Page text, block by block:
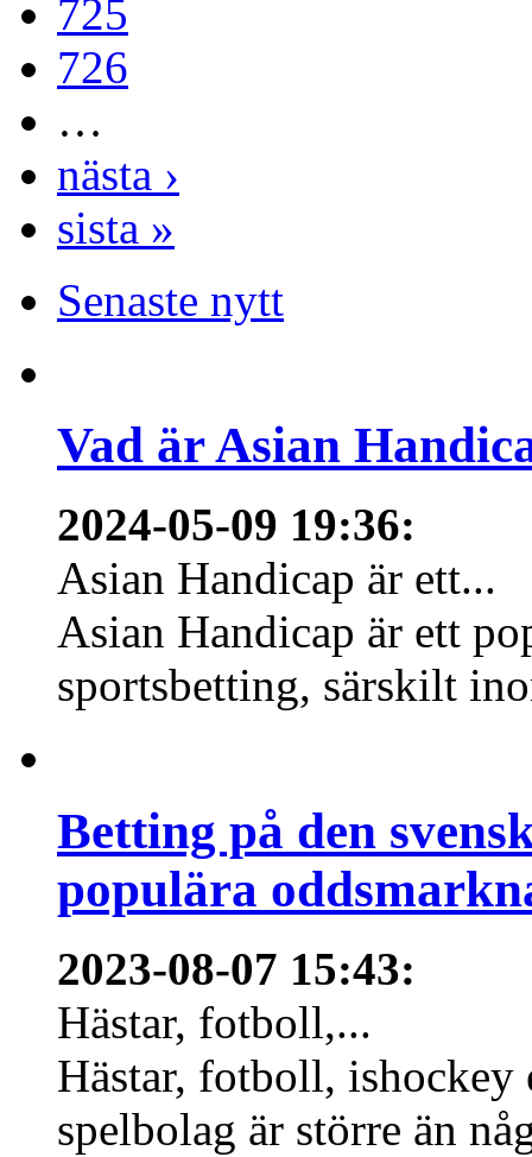
725
726
…
nästa ›
sista »
Senaste nytt
Vad är Asian
2024-05-09 19:36:
Asian Handicap är ett...
Asian Handicap är ett
sportsbetting, särskilt
Betting på den
populära
2023-08-07 15:43:
Hästar, fotboll,...
Hästar, fotboll,
spelbolag är större än